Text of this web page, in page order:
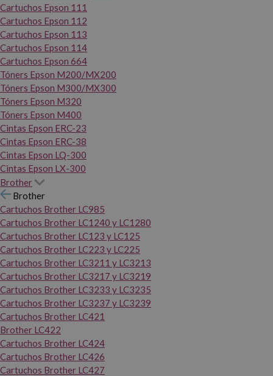
Cartuchos Epson 111
Cartuchos Epson 112
Cartuchos Epson 113
Cartuchos Epson 114
Cartuchos Epson 664
Tóners Epson M200/MX200
Tóners Epson M300/MX300
Tóners Epson M320
Tóners Epson M400
Cintas Epson ERC-23
Cintas Epson ERC-38
Cintas Epson LQ-300
Cintas Epson LX-300
Brother
Brother
Cartuchos Brother LC985
Cartuchos Brother LC1240 y LC1280
Cartuchos Brother LC123 y LC125
Cartuchos Brother LC223 y LC225
Cartuchos Brother LC3211 y LC3213
Cartuchos Brother LC3217 y LC3219
Cartuchos Brother LC3233 y LC3235
Cartuchos Brother LC3237 y LC3239
Cartuchos Brother LC421
Brother LC422
Cartuchos Brother LC424
Cartuchos Brother LC426
Cartuchos Brother LC427